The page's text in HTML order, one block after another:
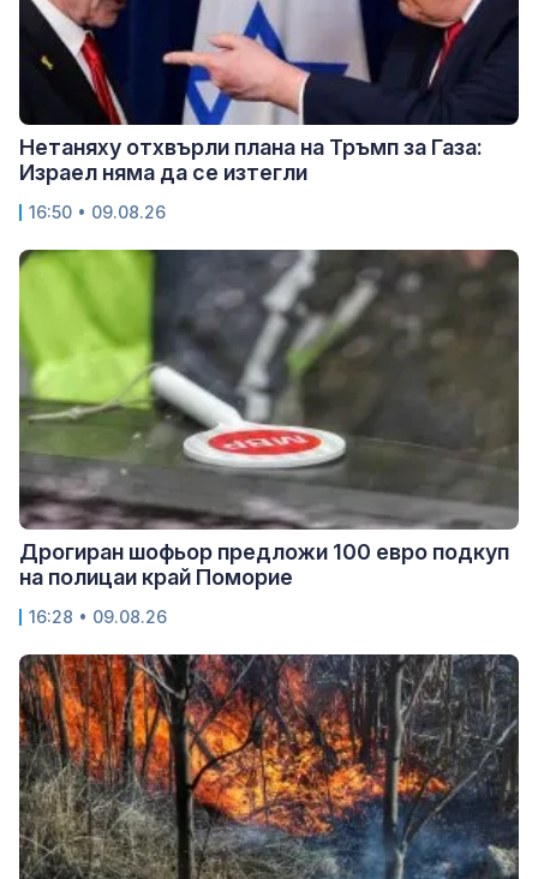
Нетаняху отхвърли плана на Тръмп за Газа:
Израел няма да се изтегли
16:50 • 09.08.26
Дрогиран шофьор предложи 100 евро подкуп
на полицаи край Поморие
16:28 • 09.08.26